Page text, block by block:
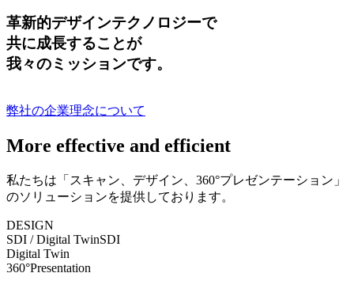
革新的デザインテクノロジーで
共に成長することが
我々のミッションです。
弊社の企業理念について
More effective and efficient
私たちは「スキャン、デザイン、360°プレゼンテーション」
のソリューションを提供しております。
DESIGN
SDI / Digital TwinSDI
Digital Twin
360°Presentation